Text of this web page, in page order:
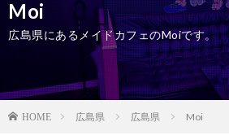
Moi
広島県にあるメイドカフェのMoiです。
HOME 広島県 広島県 Moi